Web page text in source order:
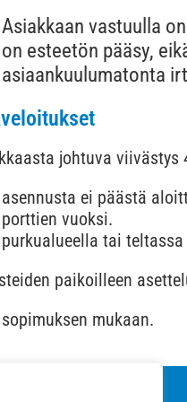
Asiakkaan vastuulla
on esteetön pääsy,
asiaankuulumatonta
johtuva
asennusta ei päästä
porttien vuoksi.
purkualueella tai
paikoilleen
sopimuksen mukaan.